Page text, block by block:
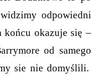
odpowiedni
okazuje się –
od samego
sie nie domyślili.